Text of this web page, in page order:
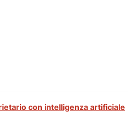
con intelligenza artificiale